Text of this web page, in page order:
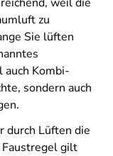
zu
Sie lüften
auch Kombi-
sondern auch
durch Lüften die
gilt